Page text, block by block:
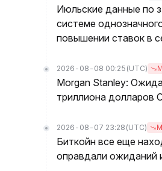
Июльские данные по
системе
повышении ставок в
2026-08-08 00:25 (UTC)
Morgan Stanley:
триллиона долларов
2026-08-07 23:28 (UTC)
Биткойн все еще
оправдали ожиданий